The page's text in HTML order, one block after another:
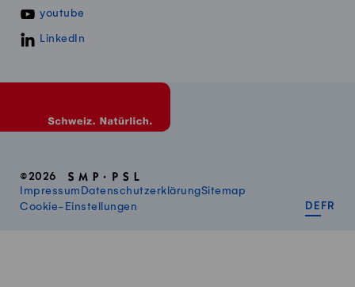
youtube
LinkedIn
©2026
Impressum DatenschutzerklärungSitemap
Cookie-Einstellungen
DE FR